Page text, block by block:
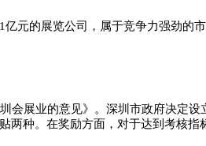
元的展览公司，属于竞争力强劲的市
展业的意见》。深圳市政府决定
种。在奖励方面，对于达到考核